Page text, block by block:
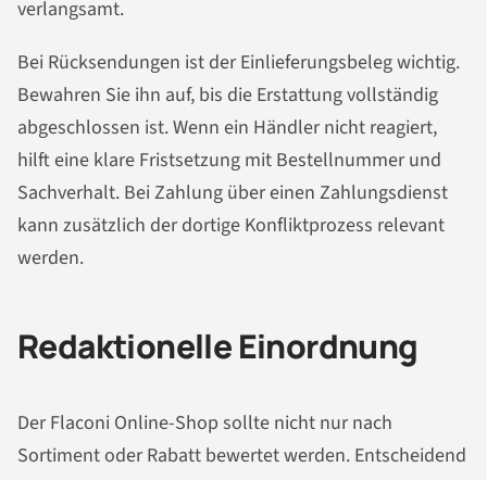
verlangsamt.
Bei Rücksendungen ist der Einlieferungsbeleg wichtig.
Bewahren Sie ihn auf, bis die Erstattung vollständig
abgeschlossen ist. Wenn ein Händler nicht reagiert,
hilft eine klare Fristsetzung mit Bestellnummer und
Sachverhalt. Bei Zahlung über einen Zahlungsdienst
kann zusätzlich der dortige Konfliktprozess relevant
werden.
Redaktionelle Einordnung
Der Flaconi Online-Shop sollte nicht nur nach
Sortiment oder Rabatt bewertet werden. Entscheidend